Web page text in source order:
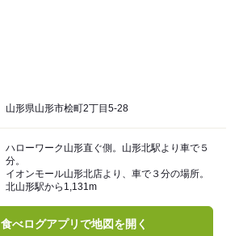
山形県山形市桧町2丁目5-28
ハローワーク山形直ぐ側。山形北駅より車で５
分。
イオンモール山形北店より、車で３分の場所。
北山形駅から1,131m
食べログアプリで地図を開く